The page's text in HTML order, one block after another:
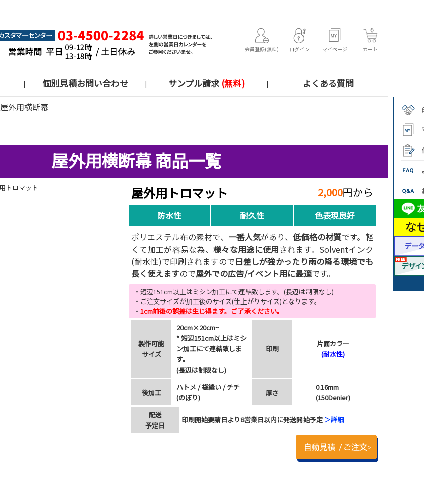
会員登録(無料) ログイン マイページ カート
| 個別見積お問い合わせ | サンプル請求 (無料) |
よくある質問
屋外用横断幕
屋外用横断幕 商品一覧
屋外用トロマット 2,000円から
防水性 耐久性
色表現良好
ポリエステル布の素材で、 一番人気があり、 低価格の材質です。軽
くて加工が容易な為、様々な用途に使用されます。Solventインク
(耐水性)で印刷されますので日差しが強かったり雨の降る環境でも
長く使えますので屋外での広告/イベント用に最適です。
・短辺151cm以上はミシン加工にて連結致します。(長辺は制限なし)
・ご注文サイズが加工後のサイズ(仕上がりサイズ)となります。
・ 1cm前後の誤差は生じ得ます。ご了承ください。
製作可能
サイズ
20cm×20cm~
* 短辺151cm以上はミシ
ン加工にて連結致しま
す。
(長辺は制限なし)
印刷
片面カラー
(耐水性)
後加工
ハトメ / 袋縫い / チチ
(のぼり)
厚さ
0.16mm
(150Denier)
配送
予定日
印刷開始要請日より8営業日以内に発送開始予定 ＞詳細